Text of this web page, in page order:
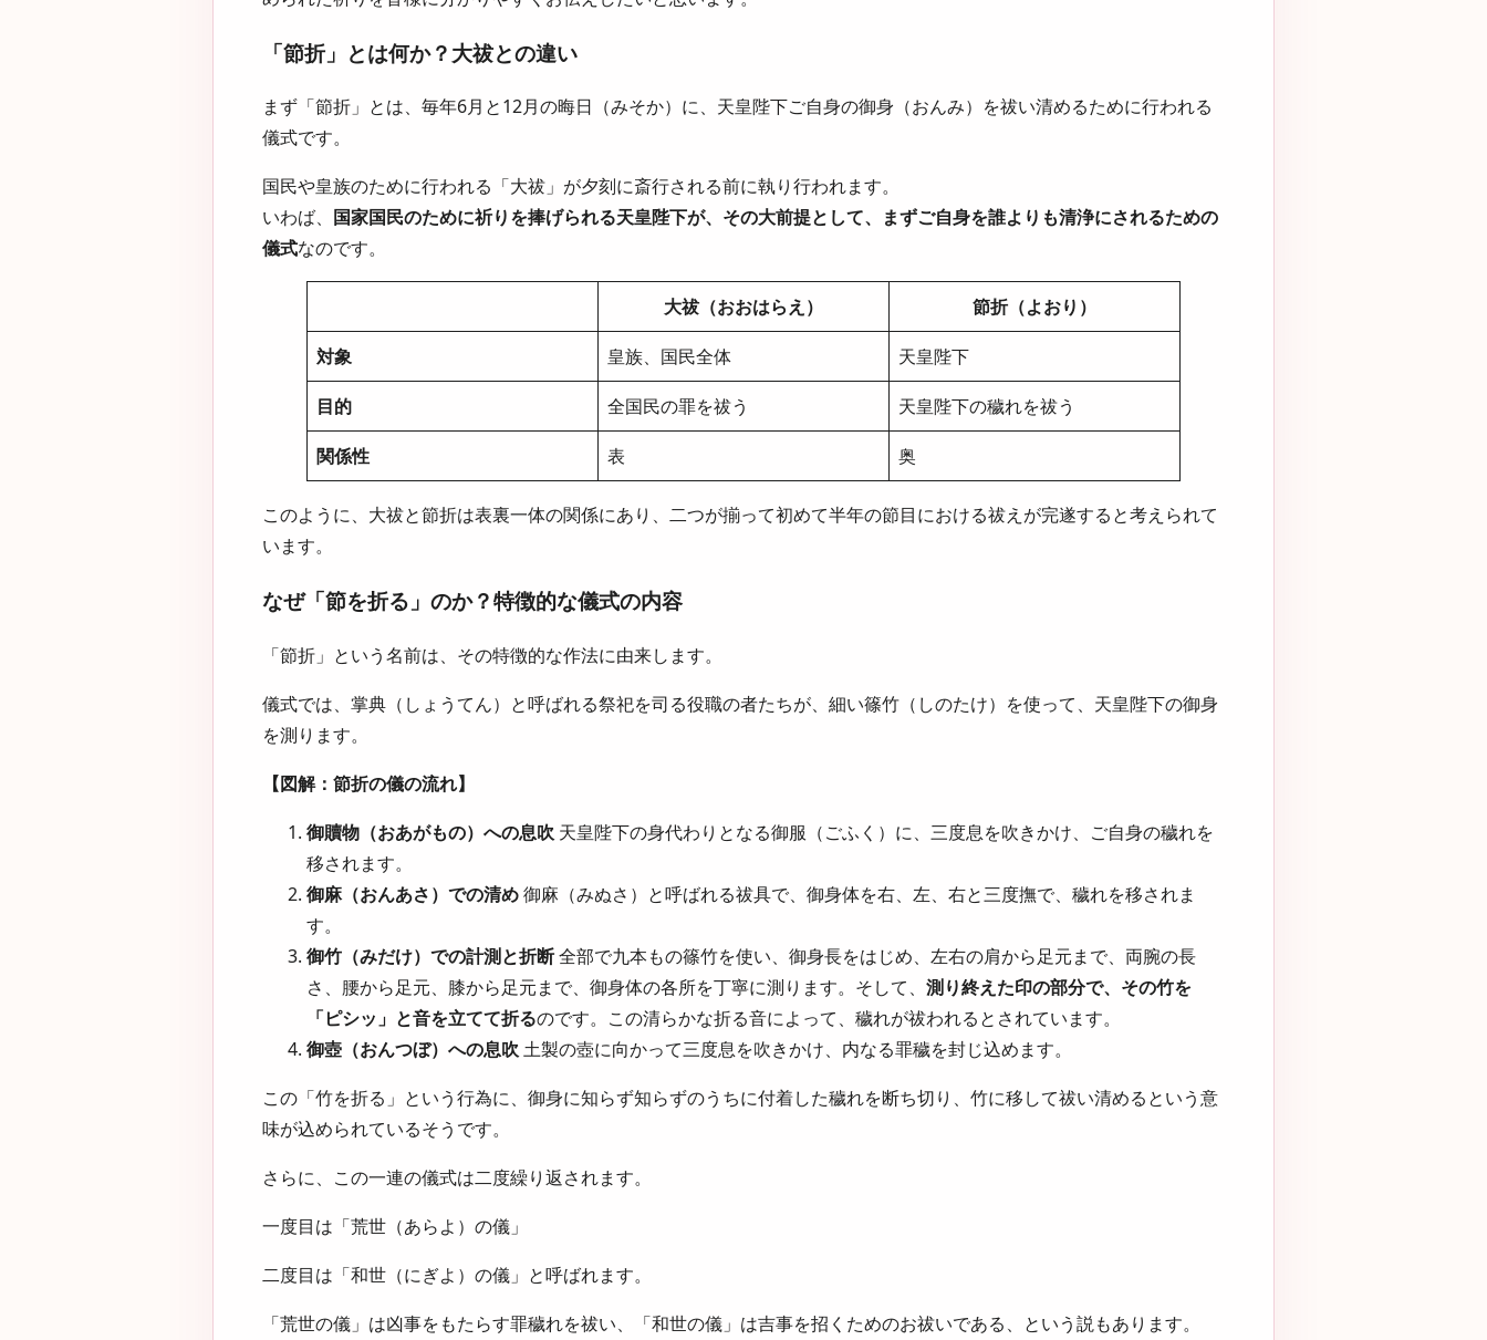
「節折」とは何か？大祓との違い
まず「節折」とは、毎年6月と12月の晦日（みそか）に、天皇陛下ご自身の御身（おんみ）を祓い清めるために行われる
儀式です。
国民や皇族のために行われる「大祓」が夕刻に斎行される前に執り行われます。
いわば、 国家国民のために祈りを捧げられる天皇陛下が、その大前提として、まずご自身を誰よりも清浄にされるための
儀式なのです。
大祓（おおはらえ） 節折（よおり）
対象 皇族、国民全体 天皇陛下
目的 全国民の罪を祓う 天皇陛下の穢れを祓う
関係性 表 奥
このように、大祓と節折は表裏一体の関係にあり、二つが揃って初めて半年の節目における祓えが完遂すると考えられて
います。
なぜ「節を折る」のか？特徴的な儀式の内容
「節折」という名前は、その特徴的な作法に由来します。
儀式では、掌典（しょうてん）と呼ばれる祭祀を司る役職の者たちが、細い篠竹（しのたけ）を使って、天皇陛下の御身
を測ります。
【図解：節折の儀の流れ】
御贖物（おあがもの）への息吹 天皇陛下の身代わりとなる御服（ごふく）に、三度息を吹きかけ、ご自身の穢れを
移されます。
御麻（おんあさ）での清め御麻（みぬさ）と呼ばれる祓具で、御身体を右、左、右と三度撫で、穢れを移されま
す。
御竹（みだけ）での計測と折断全部で九本もの篠竹を使い、御身長をはじめ、左右の肩から足元まで、両腕の長
さ、腰から足元、膝から足元まで、御身体の各所を丁寧に測ります。そして、 測り終えた印の部分で、その竹を
「ピシッ」と音を立てて折るのです。この清らかな折る音によって、穢れが祓われるとされています。
御壺（おんつぼ）への息吹 土製の壺に向かって三度息を吹きかけ、内なる罪穢を封じ込めます。
この「竹を折る」という行為に、御身に知らず知らずのうちに付着した穢れを断ち切り、竹に移して祓い清めるという意
味が込められているそうです。
さらに、この一連の儀式は二度繰り返されます。
一度目は「荒世（あらよ）の儀」
二度目は「和世（にぎよ）の儀」と呼ばれます。
「荒世の儀」は凶事をもたらす罪穢れを祓い、「和世の儀」は吉事を招くためのお祓いである、という説もあります。